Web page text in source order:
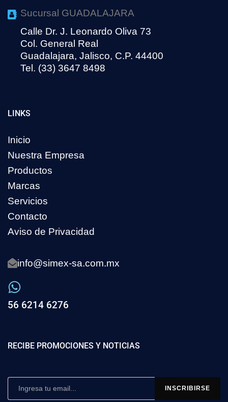
Sucursal GUADALAJARA
Calle Dr. J. Leonardo Oliva 73
Col. General Real
Guadalajara, Jalisco, C.P. 44400
Tel. (33) 3647 8498
LINKS
Inicio
Nuestra Empresa
Productos
Marcas
Servicios
Contacto
Aviso de Privacidad
info@simex-sa.com.mx
56 6214 6276
RECIBE PROMOCIONES Y NOTICIAS